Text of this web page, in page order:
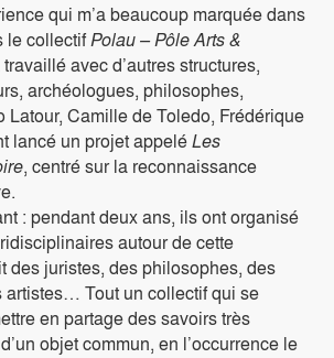
qui m’a beaucoup marquée dans
le collectifPolau – Pôle Arts &
avec d’autres structures,
archéologues, philosophes,
Latour, Camille de Toledo, Frédérique
lancé un projet appeléLes
, centré sur la reconnaissance
: pendant deux ans, ils ont organisé
autour de cette
des juristes, des philosophes, des
artistes… Tout un collectif qui se
en partage des savoirs très
objet commun, en l’occurrence le